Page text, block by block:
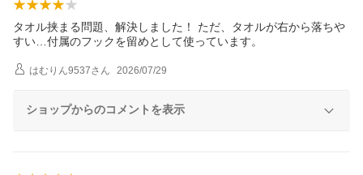
タオル挟まる問題、解決しました！ ただ、タオルが右から落ちや
すい…付属のフックを留めとして使っています。
はむりん9537さん 2026/07/29
ショップからのコメントを表示